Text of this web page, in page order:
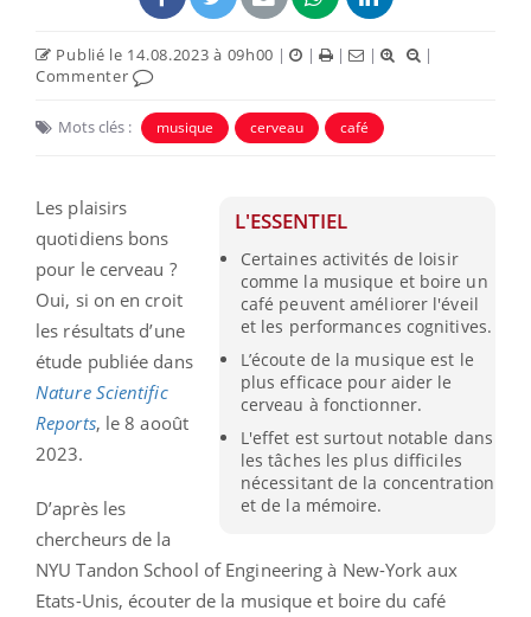
Publié le 14.08.2023 à 09h00 | | | |
|
Commenter
Mots clés : musique cerveau café
L'ESSENTIEL
Certaines activités de loisir
comme la musique et boire un
café peuvent améliorer l'éveil
et les performances cognitives.
L’écoute de la musique est le
plus efficace pour aider le
cerveau à fonctionner.
L'effet est surtout notable dans
les tâches les plus difficiles
nécessitant de la concentration
et de la mémoire.
Les plaisirs
quotidiens bons
pour le cerveau ?
Oui, si on en croit
les résultats d’une
étude publiée dans
Nature Scientific
Reports, le 8 aooût
2023.
D’après les
chercheurs de la
NYU Tandon School of Engineering à New-York aux
Etats-Unis, écouter de la musique et boire du café